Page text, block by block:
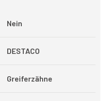
Nein
DESTACO
Greiferzähne